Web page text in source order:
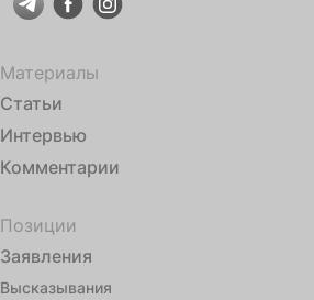
Материалы
Статьи
Интервью
Комментарии
Позиции
Заявления
Высказывания